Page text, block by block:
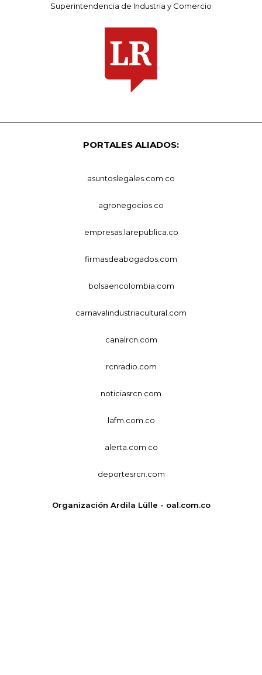
Superintendencia de Industria y Comercio
PORTALES ALIADOS:
asuntoslegales.com.co
agronegocios.co
empresas.larepublica.co
firmasdeabogados.com
bolsaencolombia.com
carnavalindustriacultural.com
canalrcn.com
rcnradio.com
noticiasrcn.com
lafm.com.co
alerta.com.co
deportesrcn.com
Organización Ardila Lülle - oal.com.co